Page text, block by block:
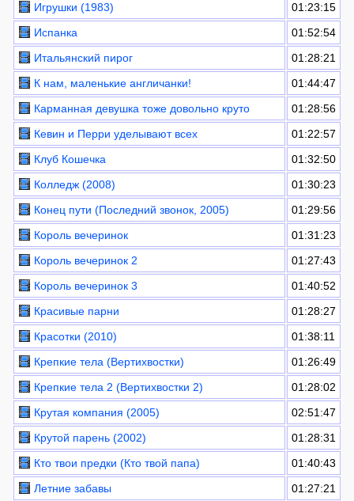
Игрушки (1983)
01:23:15
Испанка
01:52:54
Итальянский пирог
01:28:21
К нам, маленькие англичанки!
01:44:47
Карманная девушка тоже довольно круто
01:28:56
Кевин и Перри уделывают всех
01:22:57
Клуб Кошечка
01:32:50
Колледж (2008)
01:30:23
Конец пути (Последний звонок, 2005)
01:29:56
Король вечеринок
01:31:23
Король вечеринок 2
01:27:43
Король вечеринок 3
01:40:52
Красивые парни
01:28:27
Красотки (2010)
01:38:11
Крепкие тела (Вертихвостки)
01:26:49
Крепкие тела 2 (Вертихвостки 2)
01:28:02
Крутая компания (2005)
02:51:47
Крутой парень (2002)
01:28:31
Кто твои предки (Кто твой папа)
01:40:43
Летние забавы
01:27:21